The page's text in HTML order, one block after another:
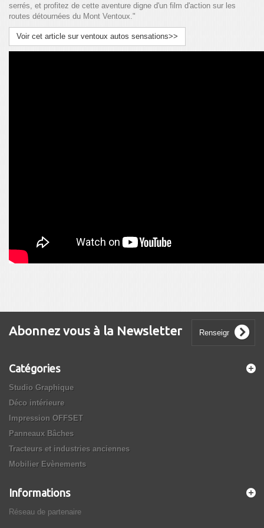
serrés, et profitez de cette aventure digne d'un film d'action sur les
routes détournées du Mont Ventoux."
Voir cet article sur ventoux autos sensations>>
Abonnez vous à la Newsletter
Catégories
Studio Graphique
Déco intérieure
Impression OFFSET
Panneaux Bâches
Tracteurs et industries anciennes
Mobilier Evènements
Informations
Réseau de partenaire